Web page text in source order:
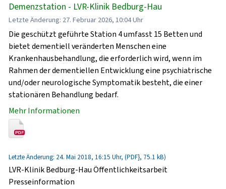
Demenzstation - LVR-Klinik Bedburg-Hau
Letzte Änderung: 27. Februar 2026, 10:04 Uhr
Die geschützt geführte Station 4 umfasst 15 Betten und
bietet dementiell veränderten Menschen eine
Krankenhausbehandlung, die erforderlich wird, wenn im
Rahmen der dementiellen Entwicklung eine psychiatrische
und/oder neurologische Symptomatik besteht, die einer
stationären Behandlung bedarf.
Mehr Informationen
Letzte Änderung: 24. Mai 2018, 16:15 Uhr, (PDF}, 75.1 kB)
LVR-Klinik Bedburg-Hau Öffentlichkeitsarbeit
Presseinformation